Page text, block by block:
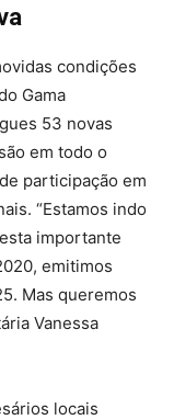
condições
Gama
53 novas
em todo o
participação em
“Estamos indo
importante
emitimos
Mas queremos
Vanessa
locais